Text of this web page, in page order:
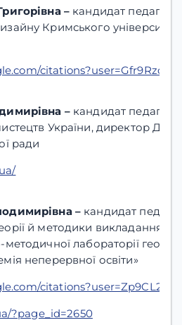
– кандидат
Кримського
– кандидат
України, директор
ради
– кандидат
й методики викладання
методичної лабораторії
неперервної освіти»
?page_id=2650